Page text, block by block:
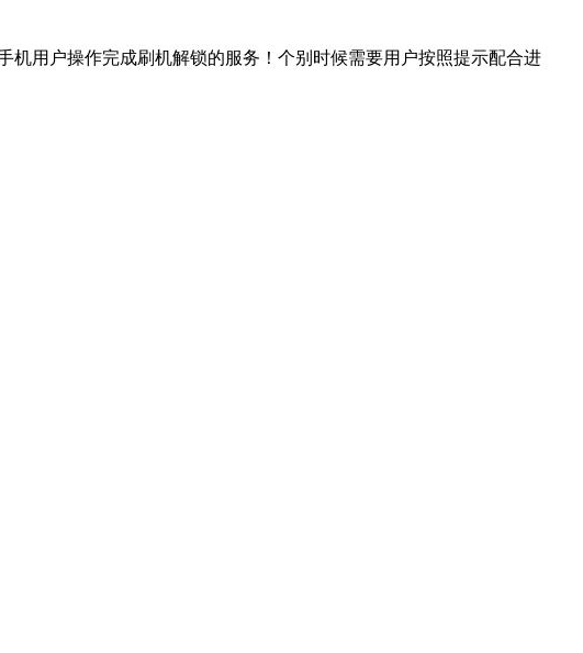
用户操作完成刷机解锁的服务！个别时候需要用户按照提示配合进